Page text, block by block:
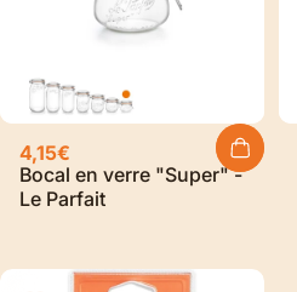
4,15€
Bocal en verre "Super" -
Le Parfait